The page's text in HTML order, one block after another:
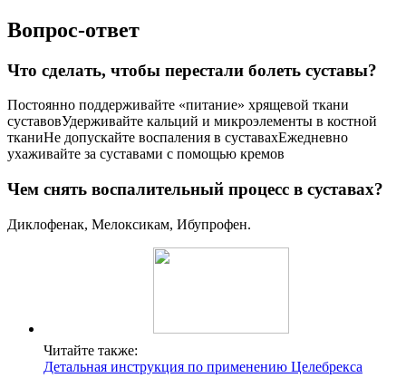
Вопрос-ответ
Что сделать, чтобы перестали болеть суставы?
Постоянно поддерживайте «питание» хрящевой ткани
суставовУдерживайте кальций и микроэлементы в костной
тканиНе допускайте воспаления в суставахЕжедневно
ухаживайте за суставами с помощью кремов
Чем снять воспалительный процесс в суставах?
Диклофенак, Мелоксикам, Ибупрофен.
Читайте также:
Детальная инструкция по применению Целебрекса